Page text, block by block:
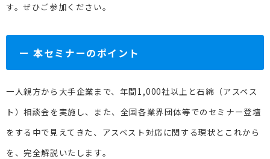
す。ぜひご参加ください。
ー 本セミナーのポイント
一人親方から大手企業まで、年間1,000社以上と石綿（アスベス
ト）相談会を実施し、また、全国各業界団体等でのセミナー登壇
をする中で見えてきた、アスベスト対応に関する現状とこれから
を、完全解説いたします。